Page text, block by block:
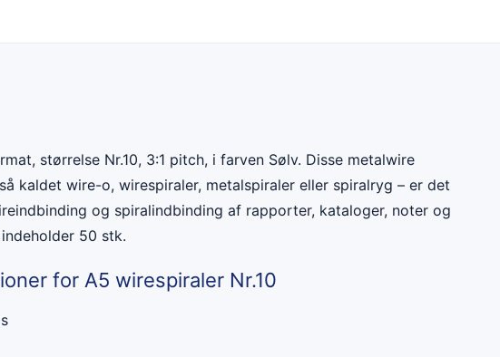
størrelse Nr.10, 3:1 pitch, i farven Sølv. Disse metalwire
kaldet wire-o, wirespiraler, metalspiraler eller spiralryg – er det
og spiralindbinding af rapporter, kataloger, noter og
50 stk.
for A5 wirespiraler Nr.10